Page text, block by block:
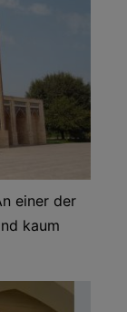
einer der
kaum